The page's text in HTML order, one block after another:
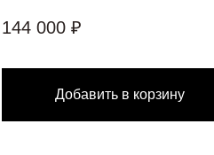
144 000 ₽
Добавить в корзину